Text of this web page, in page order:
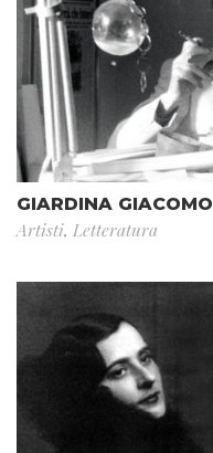
GIARDINA GIACOMO
Artisti, Letteratura